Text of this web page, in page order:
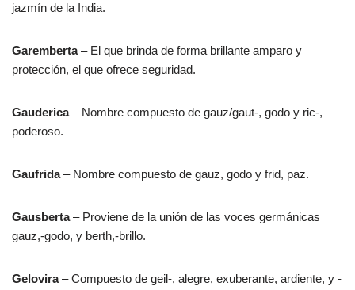
jazmín de la India.
Garemberta– El que brinda de forma brillante amparo y
protección, el que ofrece seguridad.
Gauderica– Nombre compuesto de gauz/gaut-, godo y ric-,
poderoso.
Gaufrida– Nombre compuesto de gauz, godo y frid, paz.
Gausberta– Proviene de la unión de las voces germánicas
gauz,-godo, y berth,-brillo.
Gelovira– Compuesto de geil-, alegre, exuberante, ardiente, y -